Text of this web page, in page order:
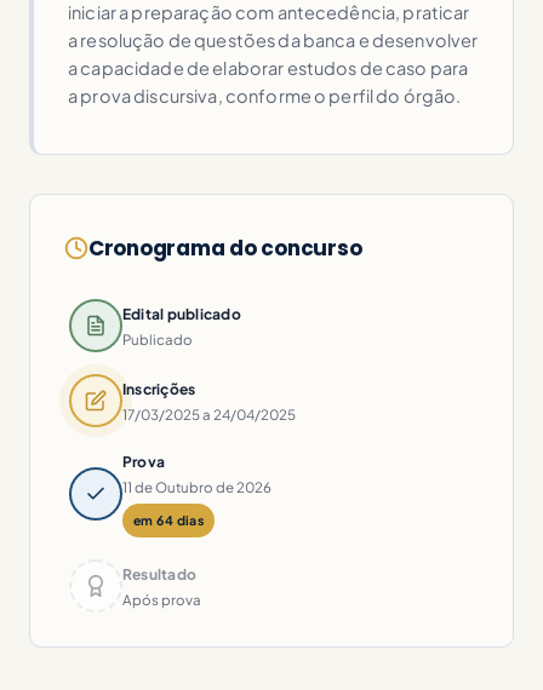
iniciar a preparação com antecedência, praticar
a resolução de questões da banca e desenvolver
a capacidade de elaborar estudos de caso para
a prova discursiva, conforme o perfil do órgão.
Cronograma do concurso
Edital publicado
Publicado
Inscrições
17/03/2025 a 24/04/2025
Prova
11 de Outubro de 2026
em 64 dias
Resultado
Após prova